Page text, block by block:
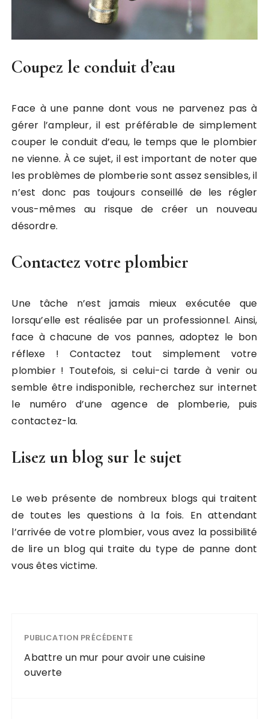
Coupez le conduit d’eau
Face à une panne dont vous ne parvenez pas à
gérer l’ampleur, il est préférable de simplement
couper le conduit d’eau, le temps que le plombier
ne vienne. À ce sujet, il est important de noter que
les problèmes de plomberie sont assez sensibles, il
n’est donc pas toujours conseillé de les régler
vous-mêmes au risque de créer un nouveau
désordre.
Contactez votre plombier
Une tâche n’est jamais mieux exécutée que
lorsqu’elle est réalisée par un professionnel. Ainsi,
face à chacune de vos pannes, adoptez le bon
réflexe ! Contactez tout simplement votre
plombier ! Toutefois, si celui-ci tarde à venir ou
semble être indisponible, recherchez sur internet
le numéro d’une agence de plomberie, puis
contactez-la.
Lisez un blog sur le sujet
Le web présente de nombreux blogs qui traitent
de toutes les questions à la fois. En attendant
l’arrivée de votre plombier, vous avez la possibilité
de lire un blog qui traite du type de panne dont
vous êtes victime.
PUBLICATION PRÉCÉDENTE
Abattre un mur pour avoir une cuisine
ouverte